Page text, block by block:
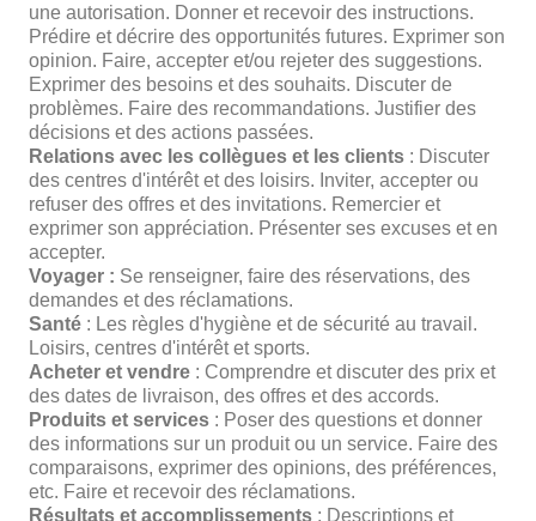
une autorisation. Donner et recevoir des instructions.
Prédire et décrire des opportunités futures. Exprimer son
opinion. Faire, accepter et/ou rejeter des suggestions.
Exprimer des besoins et des souhaits. Discuter de
problèmes. Faire des recommandations. Justifier des
décisions et des actions passées.
Relations avec les collègues et les clients : Discuter
des centres d'intérêt et des loisirs. Inviter, accepter ou
refuser des offres et des invitations. Remercier et
exprimer son appréciation. Présenter ses excuses et en
accepter.
Voyager : Se renseigner, faire des réservations, des
demandes et des réclamations.
Santé : Les règles d'hygiène et de sécurité au travail.
Loisirs, centres d'intérêt et sports.
Acheter et vendre : Comprendre et discuter des prix et
des dates de livraison, des offres et des accords.
Produits et services : Poser des questions et donner
des informations sur un produit ou un service. Faire des
comparaisons, exprimer des opinions, des préférences,
etc. Faire et recevoir des réclamations.
Résultats et accomplissements : Descriptions et